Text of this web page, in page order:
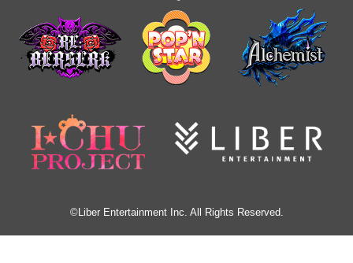
©Liber Entertainment Inc. All Rights Reserved.